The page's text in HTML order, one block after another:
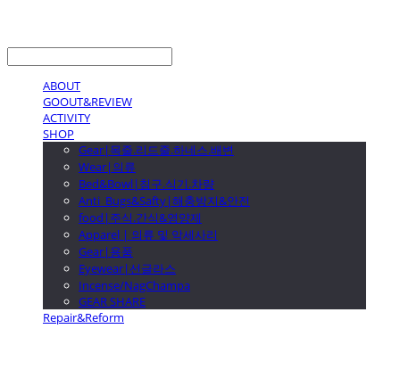
ABOUT
GOOUT&REVIEW
ACTIVITY
SHOP
Gear|목줄.리드줄.하네스.배변
Wear|의류
Bed&Bowl|침구.식기.차량
Anti_Bugs&Safty|해충방지&안전
food|주식.간식&영양제
Apparel | 의류 및 악세사리
Gear|용품
Eyewear|선글라스
Incense/NagChampa
GEAR SHARE
Repair&Reform